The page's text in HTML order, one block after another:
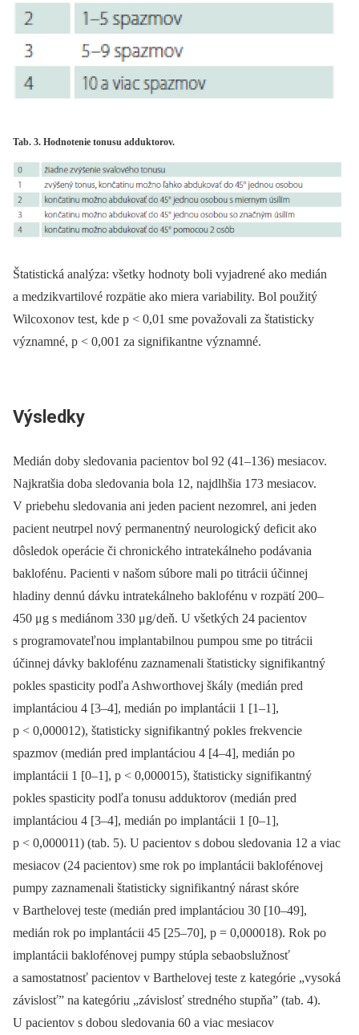
Tab. 3. Hodnotenie tonusu adduktorov.
Štatistická analýza: všetky hodnoty boli vyjadrené ako medián
a medzikvartilové rozpätie ako miera variability. Bol použitý
Wilcoxonov test, kde p < 0,01 sme považovali za štatisticky
významné, p < 0,001 za signifikantne významné.
Výsledky
Medián doby sledovania pacientov bol 92 (41–136) mesiacov.
Najkratšia doba sledovania bola 12, najdlhšia 173 mesiacov.
V priebehu sledovania ani jeden pacient nezomrel, ani jeden
pacient neutrpel nový permanentný neurologický deficit ako
dôsledok operácie či chronického intratekálneho podávania
baklofénu. Pacienti v našom súbore mali po titrácii účinnej
hladiny dennú dávku intratekálneho baklofénu v rozpätí 200–
450 μg s mediánom 330 μg/ deň. U všetkých 24 pacientov
s programovateľnou implantabilnou pumpou sme po titrácii
účinnej dávky baklofénu zaznamenali štatisticky signifikantný
pokles spasticity podľa Ashworthovej škály (medián pred
implantáciou 4 [3–4], medián po implantácii 1 [1–1],
p < 0,000012), štatisticky signifikantný pokles frekvencie
spazmov (medián pred implantáciou 4 [4–4], medián po
implantácii 1 [0–1], p < 0,000015), štatisticky signifikantný
pokles spasticity podľa tonusu adduktorov (medián pred
implantáciou 4 [3–4], medián po implantácii 1 [0–1],
p < 0,000011) (tab. 5). U pacientov s dobou sledovania 12 a viac
mesiacov (24 pacientov) sme rok po implantácii baklofénovej
pumpy zaznamenali štatisticky signifikantný nárast skóre
v Barthelovej teste (medián pred implantáciou 30 [10–49],
medián rok po implantácii 45 [25–70], p = 0,000018). Rok po
implantácii baklofénovej pumpy stúpla sebaobslužnosť
a samostatnosť pacientov v Barthelovej teste z kategórie „vysoká
závislosť” na kategóriu „závislosť stredného stupňa” (tab. 4).
U pacientov s dobou sledovania 60 a viac mesiacov